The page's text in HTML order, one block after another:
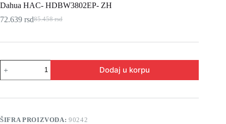
Dahua HAC- HDBW3802EP- ZH
85.458rsd
Originalna
je
85.458 rsd.
72.639 rsdTrenutna
je:
Dahua
HAC-
HDBW3802EP-
količina
Dodaj u korpu
ŠIFRA PROIZVODA:90242